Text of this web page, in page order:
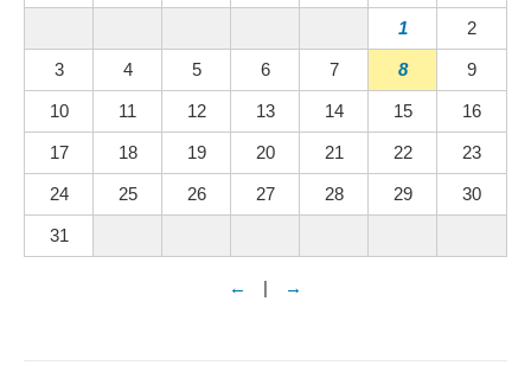
1 2
3 4 5 6 7 8 9
10 11 12 13 14 15 16
17 18 19 20 21 22 23
24 25 26 27 28 29 30
31
← | →